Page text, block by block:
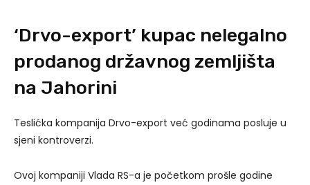
‘Drvo-export’ kupac nelegalno
prodanog državnog zemljišta
na Jahorini
Teslićka kompanija Drvo-export već godinama posluje u
sjeni kontroverzi.
Ovoj kompaniji Vlada RS-a je početkom prošle godine